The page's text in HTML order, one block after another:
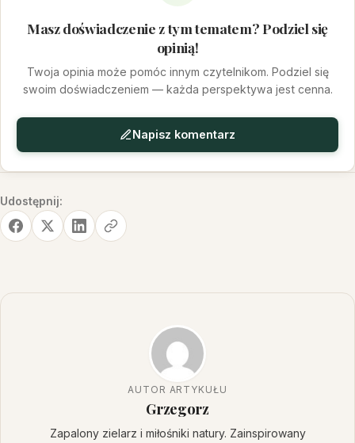
Masz doświadczenie z tym tematem? Podziel się
opinią!
Twoja opinia może pomóc innym czytelnikom. Podziel się
swoim doświadczeniem — każda perspektywa jest cenna.
Napisz komentarz
Udostępnij:
AUTOR ARTYKUŁU
Grzegorz
Zapalony zielarz i miłośniki natury. Zainspirowany